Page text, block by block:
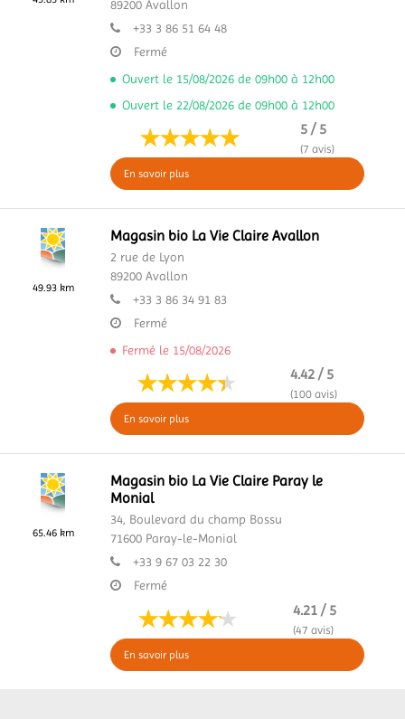
89200 Avallon
+33 3 86 51 64 48
Fermé
Ouvert le 15/08/2026 de 09h00 à 12h00
Ouvert le 22/08/2026 de 09h00 à 12h00
5 / 5
(7 avis)
En savoir plus
49.93 km
Magasin bio La Vie Claire Avallon
2 rue de Lyon
89200 Avallon
+33 3 86 34 91 83
Fermé
Fermé le 15/08/2026
4.42 / 5
(100 avis)
En savoir plus
65.46 km
Magasin bio La Vie Claire Paray le
Monial
34, Boulevard du champ Bossu
71600 Paray-le-Monial
+33 9 67 03 22 30
Fermé
4.21 / 5
(47 avis)
En savoir plus